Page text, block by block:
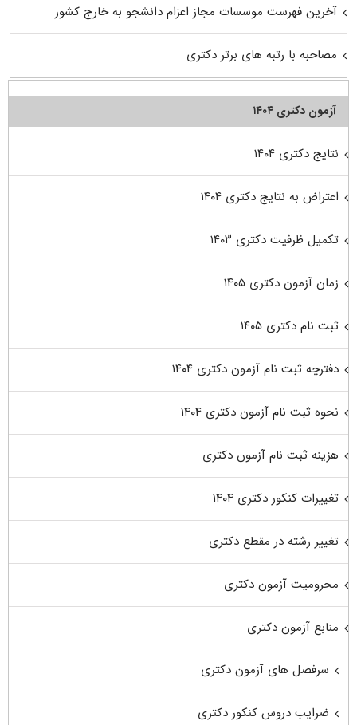
آخرین فهرست موسسات مجاز اعزام دانشجو به خارج کشور
مصاحبه با رتبه های برتر دکتری
آزمون دکتری ۱۴۰۴
نتایج دکتری ۱۴۰۴
اعتراض به نتایج دکتری ۱۴۰۴
تکمیل ظرفیت دکتری ۱۴۰۳
زمان آزمون دکتری ۱۴۰۵
ثبت نام دکتری ۱۴۰۵
دفترچه ثبت نام آزمون دکتری ۱۴۰۴
نحوه ثبت نام آزمون دکتری ۱۴۰۴
هزینه ثبت نام آزمون دکتری
تغییرات کنکور دکتری ۱۴۰۴
تغییر رشته در مقطع دکتری
محرومیت آزمون دکتری
منابع آزمون دکتری
سرفصل های آزمون دکتری
ضرایب دروس کنکور دکتری